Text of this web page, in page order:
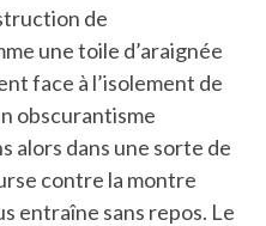
de
une toile d’araignée
face à l’isolement de
obscurantisme
alors dans une sorte de
contre la montre
entraîne sans repos. Le